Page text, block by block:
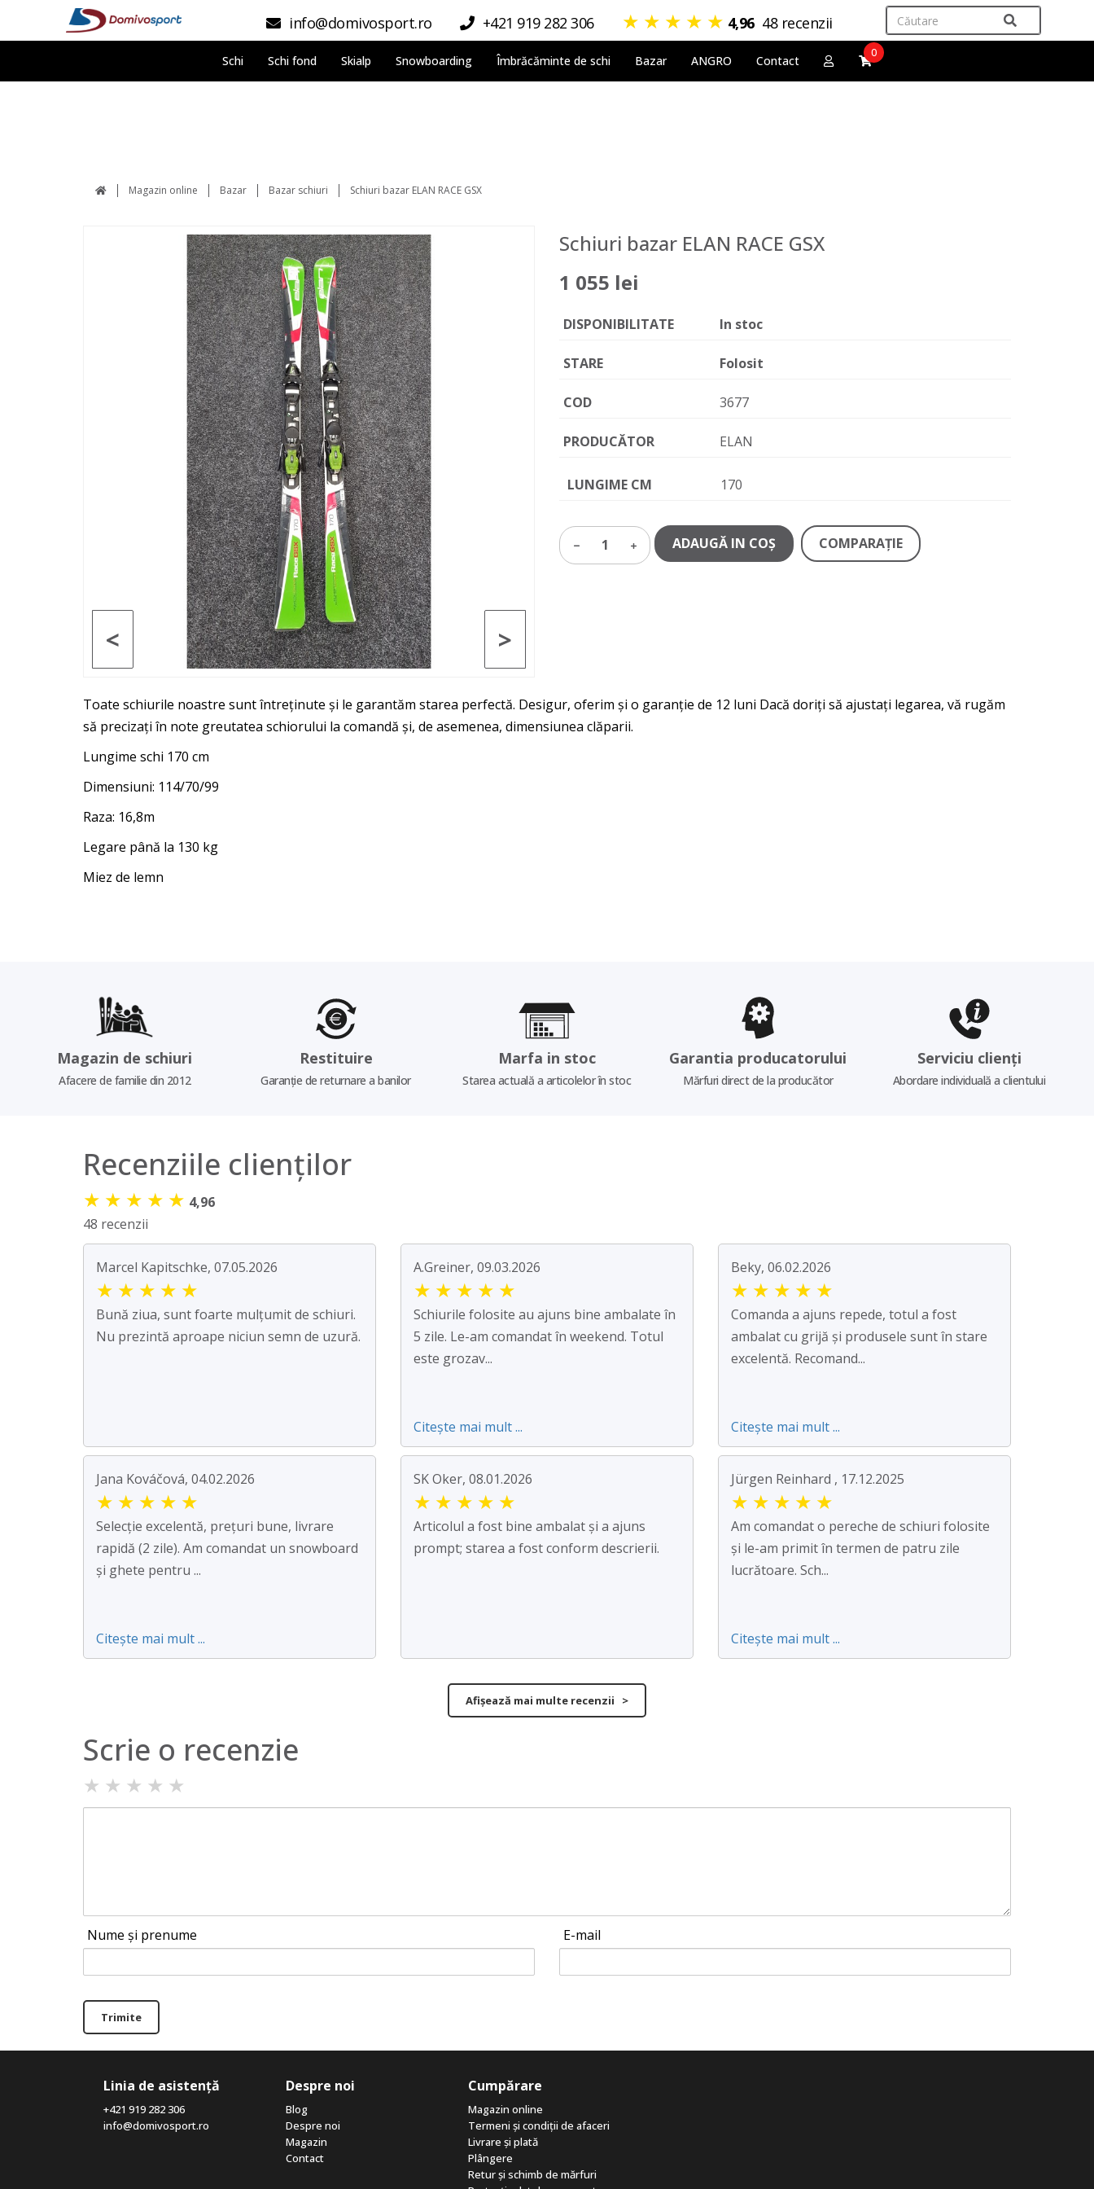
info@domivosport.ro +421 919 282 306 ★ ★ ★ ★ ★ 4,96 48 recenzii
Schi Schi fond Skialp Snowboarding Îmbrăcăminte de schi Bazar ANGRO Contact
0
Magazin online Bazar Bazar schiuri Schiuri bazar ELAN RACE GSX
>
<
Schiuri bazar ELAN RACE GSX
1 055 lei
DISPONIBILITATE In stoc
STARE Folosit
COD 3677
PRODUCĂTOR ELAN
LUNGIME CM 170
1 ADAUGĂ IN COŞ COMPARAŢIE
Toate schiurile noastre sunt întreținute și le garantăm starea perfectă. Desigur, oferim și o garanție de 12 luni Dacă doriți să ajustați legarea, vă rugăm
să precizați în note greutatea schiorului la comandă și, de asemenea, dimensiunea clăparii.
Lungime schi 170 cm
Dimensiuni: 114/70/99
Raza: 16,8m
Legare până la 130 kg
Miez de lemn
Magazin de schiuri
Afacere de familie din 2012
Restituire
Garanție de returnare a banilor
Marfa in stoc
Starea actuală a articolelor în stoc
Garantia producatorului
Mărfuri direct de la producător
Serviciu clienți
Abordare individuală a clientului
Recenziile clienților
★ ★ ★ ★ ★ 4,96
48 recenzii
Marcel Kapitschke, 07.05.2026
★ ★ ★ ★ ★
Bună ziua, sunt foarte mulțumit de schiuri.
Nu prezintă aproape niciun semn de uzură.
A.Greiner, 09.03.2026
★ ★ ★ ★ ★
Schiurile folosite au ajuns bine ambalate în
5 zile. Le-am comandat în weekend. Totul
este grozav...
Citește mai mult ...
Beky, 06.02.2026
★ ★ ★ ★ ★
Comanda a ajuns repede, totul a fost
ambalat cu grijă și produsele sunt în stare
excelentă. Recomand...
Citește mai mult ...
Jana Kováčová, 04.02.2026
★ ★ ★ ★ ★
Selecție excelentă, prețuri bune, livrare
rapidă (2 zile). Am comandat un snowboard
și ghete pentru ...
Citește mai mult ...
SK Oker, 08.01.2026
★ ★ ★ ★ ★
Articolul a fost bine ambalat și a ajuns
prompt; starea a fost conform descrierii.
Jürgen Reinhard , 17.12.2025
★ ★ ★ ★ ★
Am comandat o pereche de schiuri folosite
și le-am primit în termen de patru zile
lucrătoare. Sch...
Citește mai mult ...
Afișează mai multe recenzii >
Scrie o recenzie
★ ★ ★ ★ ★
Nume și prenume E-mail
Trimite
Linia de asistență
+421 919 282 306
info@domivosport.ro
Despre noi
Blog
Despre noi
Magazin
Contact
Cumpărare
Magazin online
Termeni și condiții de afaceri
Livrare și plată
Plângere
Retur și schimb de mărfuri